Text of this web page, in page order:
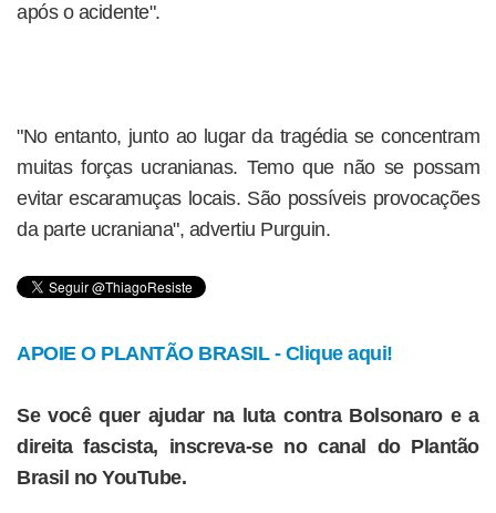
após o acidente".
"No entanto, junto ao lugar da tragédia se concentram
muitas forças ucranianas. Temo que não se possam
evitar escaramuças locais. São possíveis provocações
da parte ucraniana", advertiu Purguin.
APOIE O PLANTÃO BRASIL - Clique aqui!
Se você quer ajudar na luta contra Bolsonaro e a
direita fascista, inscreva-se no canal do Plantão
Brasil no YouTube.